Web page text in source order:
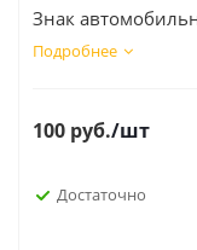
Знак
Подробнее
100 руб./шт
Достаточно